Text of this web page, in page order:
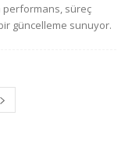
performans, süreç
güncelleme sunuyor.